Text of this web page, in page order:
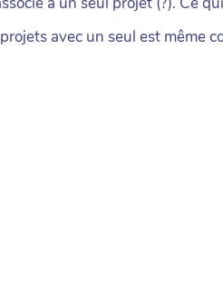
avec un seul est même